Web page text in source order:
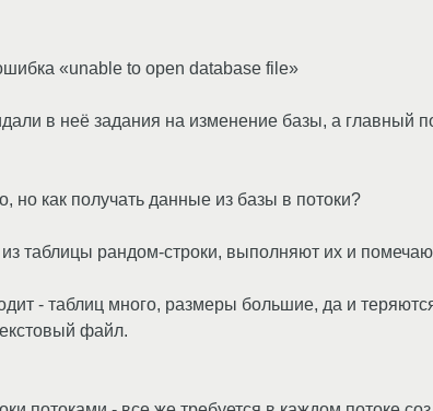
«unable to open database file»
в неё задания на изменение базы, а главный
но как получать данные из базы в потоки?
таблицы рандом-строки, выполняют их и
- таблиц много, размеры большие, да и
файл.